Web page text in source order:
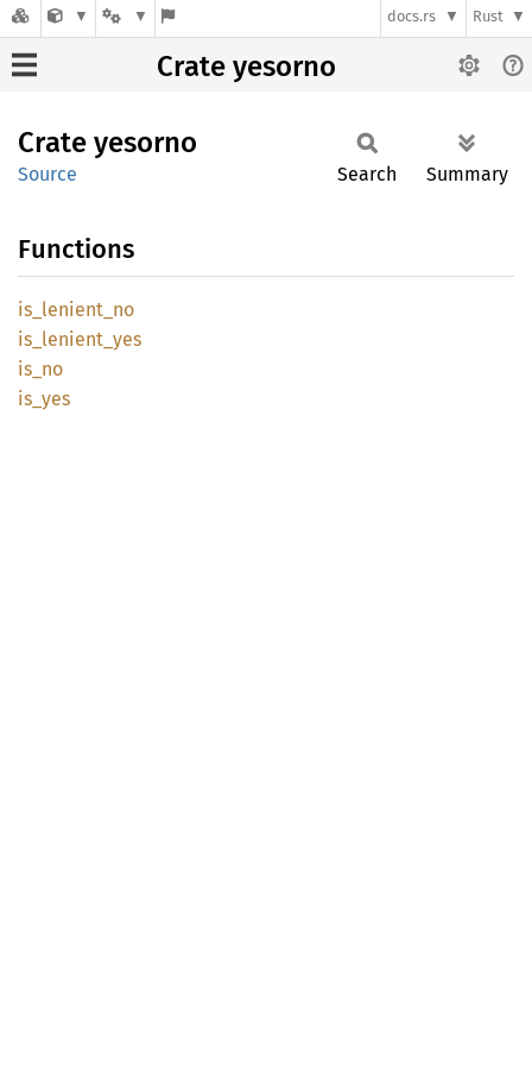
docs.rs Rust
Crate yesorno
Crate yesorno
Source Search Summary
Functions
is_ lenient_ no
is_ lenient_ yes
is_no
is_yes